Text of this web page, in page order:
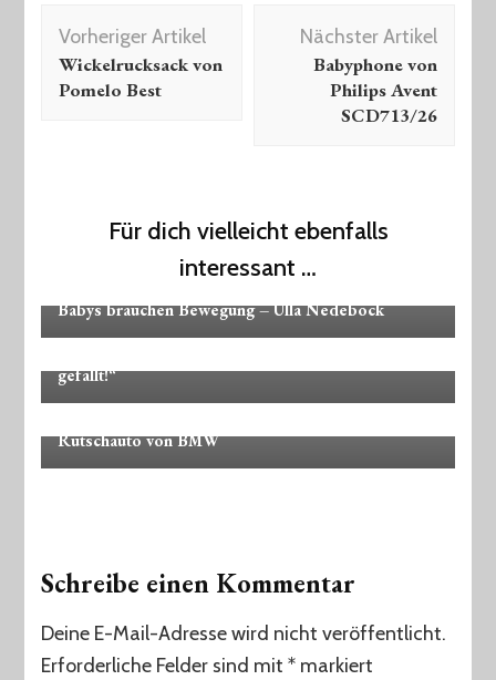
Beitragsnavigation
Vorheriger Artikel
Wickelrucksack von
Pomelo Best
Nächster Artikel
Babyphone von
Philips Avent
SCD713/26
Für dich vielleicht ebenfalls
interessant …
FachliteraturNews
Babys brauchen Bewegung – Ulla Nedebock
News
gefällt!“
Rutschauto von BMW
Schreibe einen Kommentar
Deine E-Mail-Adresse wird nicht veröffentlicht.
Erforderliche Felder sind mit* markiert